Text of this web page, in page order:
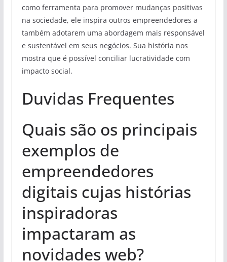
como ferramenta para promover mudanças positivas
na sociedade, ele inspira outros empreendedores a
também adotarem uma abordagem mais responsável
e sustentável em seus negócios. Sua história nos
mostra que é possível conciliar lucratividade com
impacto social.
Duvidas Frequentes
Quais são os principais
exemplos de
empreendedores
digitais cujas histórias
inspiradoras
impactaram as
novidades web?